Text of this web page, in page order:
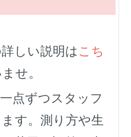
しい説明は こち
せ。
点ずつスタッフ
す。測り方や生